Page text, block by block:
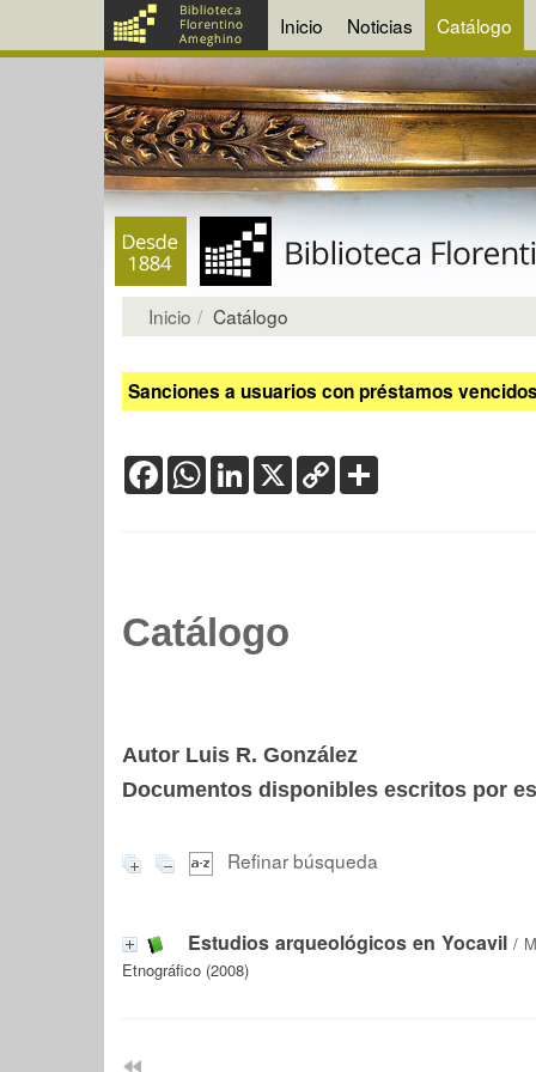
Inicio Noticias Catálogo
Inicio Catálogo
Sanciones a usuarios con préstamos
FacebookWhatsApp
LinkedIn
X Copy
Link
Catálogo
Autor Luis R. González
Documentos disponibles escritos por
Refinar búsqueda
Estudios arqueológicos en Yocavil/
Etnográfico (2008)